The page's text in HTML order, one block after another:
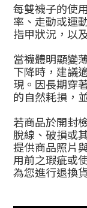
每雙襪子的使
率、走動或運
指甲狀況，以
當襪體明顯變
下降時，建議
現。因長期穿
的自然耗損，
若商品於開封
脫線、破損或
提供商品照片
用前之瑕疵或
為您進行退換